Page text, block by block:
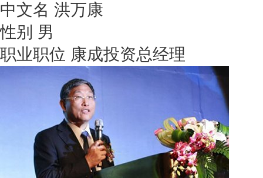
中文名 洪万康
性别 男
职业职位 康成投资总经理